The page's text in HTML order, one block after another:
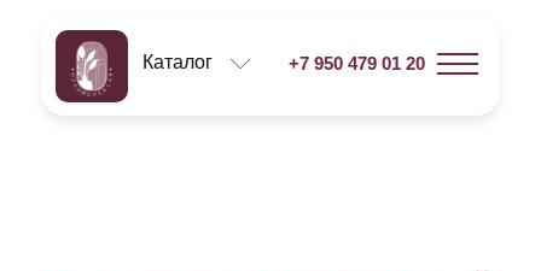
+7 950 479 01 20
Каталог